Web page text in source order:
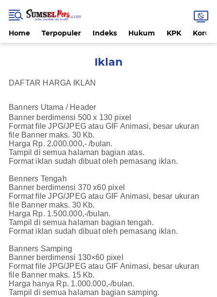
Home Terpopuler Indeks Hukum KPK
Iklan
DAFTAR HARGA IKLAN
Banners Utama / Header
Banner berdimensi 500 x 130 pixel
Format file JPG/JPEG atau GIF Animasi, besar ukuran
file Banner maks. 30 Kb.
Harga Rp. 2.000.000,- /bulan.
Tampil di semua halaman bagian atas.
Format iklan sudah dibuat oleh pemasang iklan.
Benners Tengah
Banner berdimensi 370 x60 pixel
Format file JPG/JPEG atau GIF Animasi, besar ukuran
file Banner maks. 30 Kb.
Harga Rp. 1.500.000,-/bulan.
Tampil di semua halaman bagian tengah.
Format iklan sudah dibuat oleh pemasang iklan.
Banners Samping
Banner berdimensi 130×60 pixel
Format file JPG/JPEG atau GIF Animasi, besar ukuran
file Banner maks. 15 Kb.
Harga hanya Rp. 1.000.000,-/bulan.
Tampil di semua halaman bagian samping.